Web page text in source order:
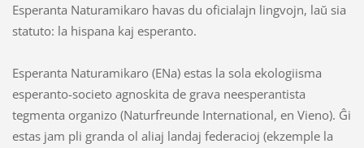
Esperanta Naturamikaro havas du oficialajn lingvojn, laŭ sia
statuto: la hispana kaj esperanto.
Esperanta Naturamikaro (ENa) estas la sola ekologiisma
esperanto-societo agnoskita de grava neesperantista
tegmenta organizo (Naturfreunde International, en Vieno). Ĝi
estas jam pli granda ol aliaj landaj federacioj (ekzemple la